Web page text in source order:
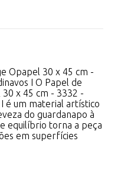
Opapel 30 x 45 cm -
I O Papel de
x 45 cm - 3332 -
I é um material artístico
do guardanapo à
equilíbrio torna a peça
em superfícies